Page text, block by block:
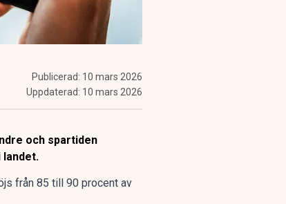
Publicerad: 10 mars 2026
Uppdaterad: 10 mars 2026
och spartiden
från 85 till 90 procent av